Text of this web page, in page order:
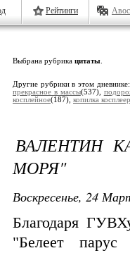
Рейтинги
Выбрана рубрика цитаты
Другие рубрики в этом
прекрасное в массы(537),
косплейное(187), копилка
ВАЛЕНТИН
МОРЯ"
Воскресенье, 24
Благодаря
"Белеет